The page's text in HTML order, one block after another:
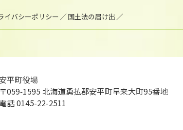
イバシーポリシー 国土法の届け出
安平町役場
〒059-1595 北海道勇払郡安平町早来大町95番地
電話 0145-22-2511